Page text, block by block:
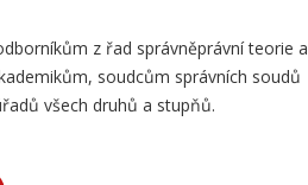
z řad správněprávní teorie a
soudcům správních soudů
všech druhů a stupňů.